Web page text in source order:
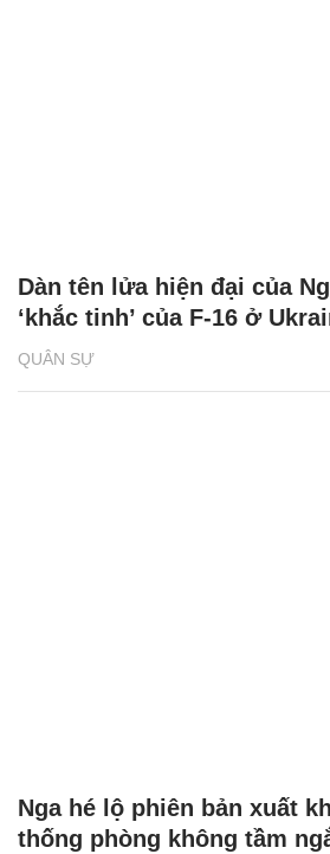
QUÂN SỰ
Dàn tên lửa hiện đại của
‘khắc tinh’ của F-16 ở
Nga hé lộ phiên bản xuất
thống phòng không tầm